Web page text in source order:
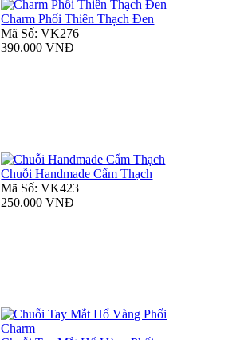
Charm Phối Thiên Thạch Đen
Mã Số: VK276
390.000 VNĐ
Chuỗi Handmade Cẩm Thạch
Mã Số: VK423
250.000 VNĐ